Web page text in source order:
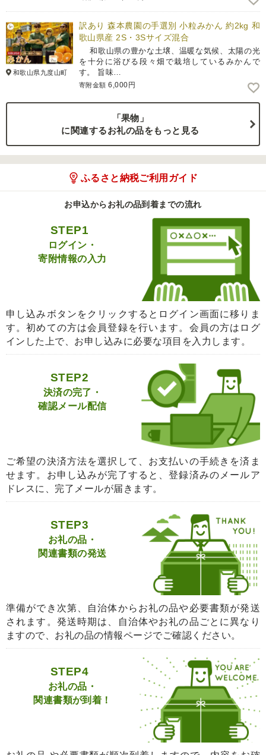
和歌山県九度山町
訳あり 森本農園の手選別 小粒みかん 約2kg 和
歌山県産 2S・3Sサイズ混合
和歌山県の豊かな土壌、温暖な気候、太陽の光
を十分に浴びる段々畑で栽培しているみかんで
す。 旨味…
寄附金額 6,000円
「果物」
に関連するお礼の品をもっと見る
ふるさと納税ご利用ガイド
お申込からお礼の品到着までの流れ
STEP1
ログイン・
寄附情報の入力
申し込みボタンをクリックするとログイン画面に移りま
す。初めての方は会員登録を行います。会員の方はログ
インした上で、お申し込みに必要な項目を入力します。
STEP2
決済の完了・
確認メール配信
ご希望の決済方法を選択して、お支払いの手続きを済ま
せます。お申し込みが完了すると、登録済みのメールア
ドレスに、完了メールが届きます。
STEP3
お礼の品・
関連書類の発送
準備ができ次第、自治体からお礼の品や必要書類が発送
されます。発送時期は、自治体やお礼の品ごとに異なり
ますので、お礼の品の情報ページでご確認ください。
STEP4
お礼の品・
関連書類が到着！